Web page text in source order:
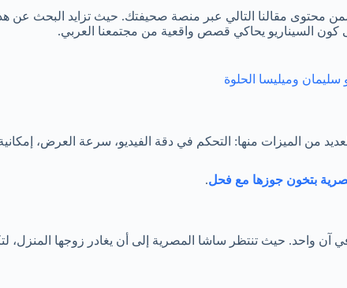
محتوى مقالنا التالي عبر منصة صحيفتك. حيث تزايد البحث عن
كون السيناريو يحاكي قصص واقعية من مجتمعنا العربي.
سليمان وميليسا الحلوة
الميزات منها: التحكم في دقة الفيديو، سرعة العرض، إمكانية
بتخون جوزها مع فحل.
واحد. حيث تنتظر ساشا المصرية إلى أن يغادر زوجها المنزل،